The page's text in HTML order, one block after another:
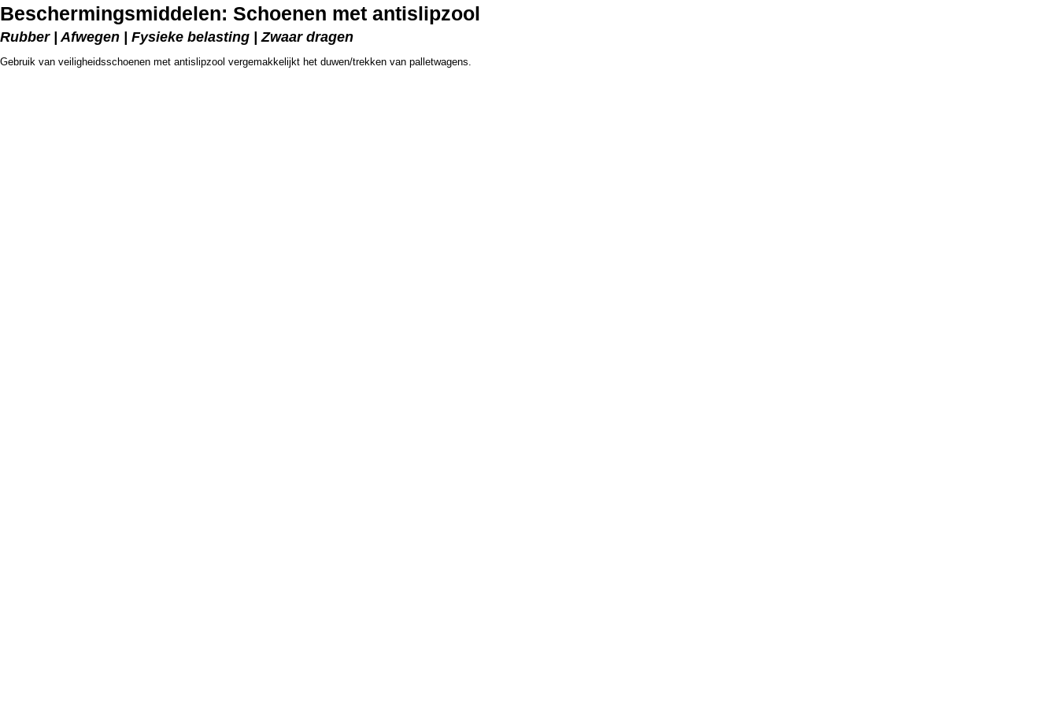
Beschermingsmiddelen: Schoenen met antislipzool
Rubber | Afwegen | Fysieke belasting | Zwaar dragen
Gebruik van veiligheidsschoenen met antislipzool vergemakkelijkt het duwen/trekken van palletwagens.